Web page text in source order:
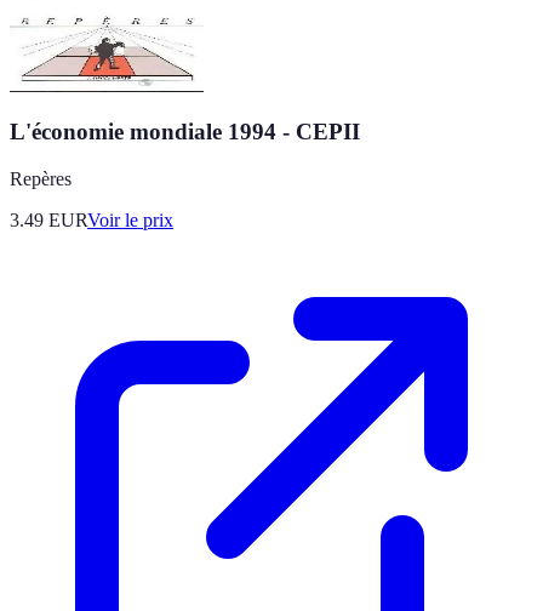
L'économie mondiale 1994 - CEPII
Repères
3.49 EURVoir le prix